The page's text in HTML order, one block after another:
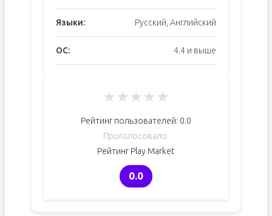
Языки: Русский, Английский
ОС: 4.4 и выше
★★★★★
Рейтинг пользователей: 0.0
Проголосовало:
Рейтинг Play Market
0.0